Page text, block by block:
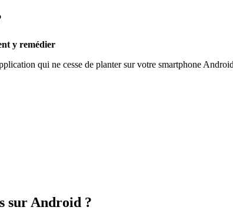
y remédier
qui ne cesse de planter sur votre smartphone
sur Android ?